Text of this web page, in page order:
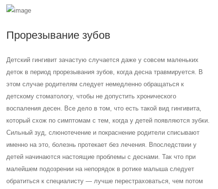
Прорезывание зубов
Детский гингивит зачастую случается даже у совсем маленьких
деток в период прорезывания зубов, когда десна травмируется. В
этом случае родителям следует немедленно обращаться к
детскому стоматологу, чтобы не допустить хронического
воспаления десен. Все дело в том, что есть такой вид гингивита,
который схож по симптомам с тем, когда у детей появляются зубки.
Сильный зуд, слюнотечение и покраснение родители списывают
именно на это, болезнь протекает без лечения. Впоследствии у
детей начинаются настоящие проблемы с деснами. Так что при
малейшем подозрении на непорядок в ротике малыша следует
обратиться к специалисту — лучше перестраховаться, чем потом